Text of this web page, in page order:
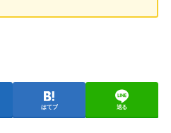
はてブ 送る